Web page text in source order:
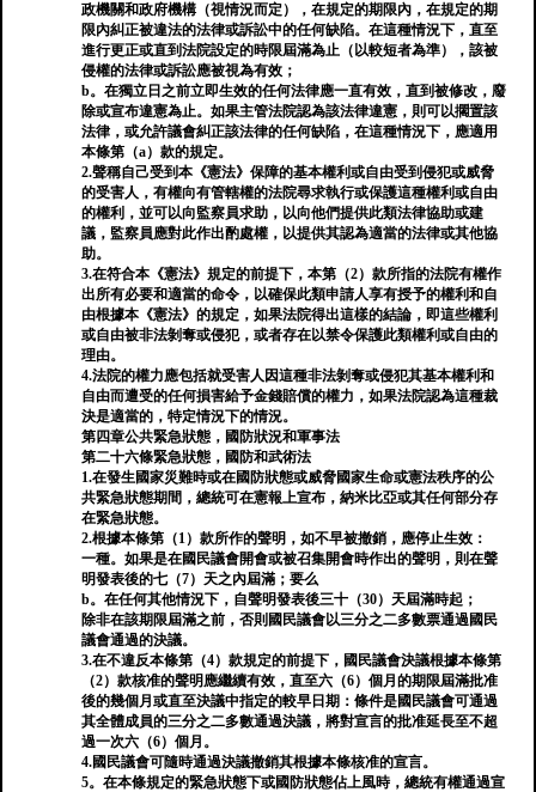
政機關和政府機構（視情況而定），在規定的期限內，在規定的期
限內糾正被違法的法律或訴訟中的任何缺陷。在這種情況下，直至
進行更正或直到法院設定的時限屆滿為止（以較短者為準），該被
侵權的法律或訴訟應被視為有效；
b。在獨立日之前立即生效的任何法律應一直有效，直到被修改，廢
除或宣布違憲為止。如果主管法院認為該法律違憲，則可以擱置該
法律，或允許議會糾正該法律的任何缺陷，在這種情況下，應適用
本條第（a）款的規定。
2.聲稱自己受到本《憲法》保障的基本權利或自由受到侵犯或威脅
的受害人，有權向有管轄權的法院尋求執行或保護這種權利或自由
的權利，並可以向監察員求助，以向他們提供此類法律協助或建
議，監察員應對此作出酌處權，以提供其認為適當的法律或其他協
助。
3.在符合本《憲法》規定的前提下，本第（2）款所指的法院有權作
出所有必要和適當的命令，以確保此類申請人享有授予的權利和自
由根據本《憲法》的規定，如果法院得出這樣的結論，即這些權利
或自由被非法剝奪或侵犯，或者存在以禁令保護此類權利或自由的
理由。
4.法院的權力應包括就受害人因這種非法剝奪或侵犯其基本權利和
自由而遭受的任何損害給予金錢賠償的權力，如果法院認為這種裁
決是適當的，特定情況下的情況。
第四章公共緊急狀態，國防狀況和軍事法
第二十六條緊急狀態，國防和武術法
1.在發生國家災難時或在國防狀態或威脅國家生命或憲法秩序的公
共緊急狀態期間，總統可在憲報上宣布，納米比亞或其任何部分存
在緊急狀態。
2.根據本條第（1）款所作的聲明，如不早被撤銷，應停止生效：
一種。如果是在國民議會開會或被召集開會時作出的聲明，則在聲
明發表後的七（7）天之內屆滿；要么
b。在任何其他情況下，自聲明發表後三十（30）天屆滿時起；
除非在該期限屆滿之前，否則國民議會以三分之二多數票通過國民
議會通過的決議。
3.在不違反本條第（4）款規定的前提下，國民議會決議根據本條第
（2）款核准的聲明應繼續有效，直至六（6）個月的期限屆滿批准
後的幾個月或直至決議中指定的較早日期：條件是國民議會可通過
其全體成員的三分之二多數通過決議，將對宣言的批准延長至不超
過一次六（6）個月。
4.國民議會可隨時通過決議撤銷其根據本條核准的宣言。
5。在本條規定的緊急狀態下或國防狀態佔上風時，總統有權通過宣